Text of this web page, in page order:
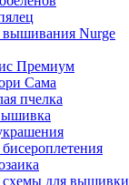
Nurge
Премиум
Сама
пчелка
схемы для вышивки